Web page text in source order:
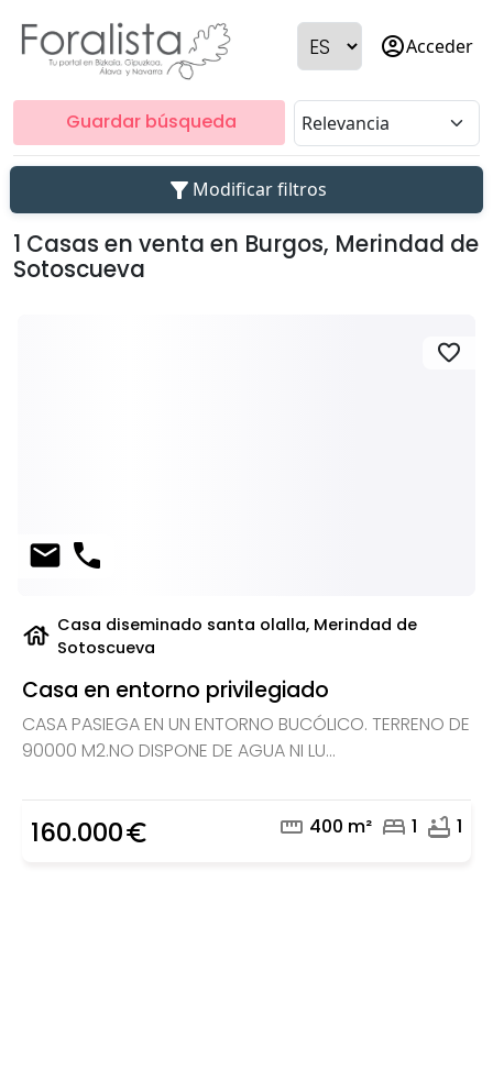
account_circleAcceder
Guardar búsqueda
filter_alt Modificar filtros
1 Casas en venta en Burgos, Merindad de
Sotoscueva
favorite
mail phone
house Casa diseminado santa olalla, Merindad de
Sotoscueva
Casa en entorno privilegiado
CASA PASIEGA EN UN ENTORNO BUCÓLICO. TERRENO DE
90000 M2.NO DISPONE DE AGUA NI LU...
160.000euro_symbol straighten 400 m² bed 1 bathtub 1